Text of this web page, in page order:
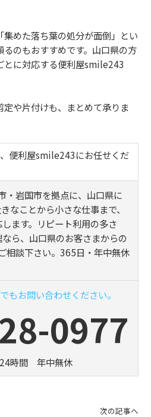
集めた落ち葉の処分が面倒」とい
のもおすすめです。山口県の方
とに対応する便利屋smile243
や片付けも、まとめて承りま
便利屋smile243にお任せくだ
岩国市を拠点に、山口県に
なことから小さな仕事まで、
ます。リピート利用の多さ
ら、山口県のお客さまからの
相談下さい。365日・年中無休
もお問い合わせください。
0977
24時間 年中無休
次の記事へ